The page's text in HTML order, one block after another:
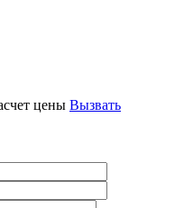
цены Вызвать